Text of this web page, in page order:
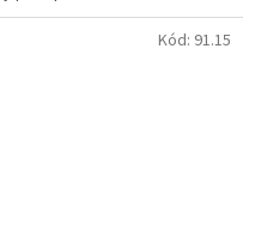
Kód: 91.15